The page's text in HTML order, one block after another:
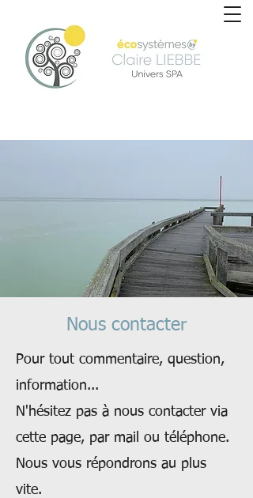
Nous contacter
Pour tout commentaire, question,
information...
N'hésitez pas à nous contacter via
cette page, par mail ou téléphone.
Nous vous répondrons au plus
vite.